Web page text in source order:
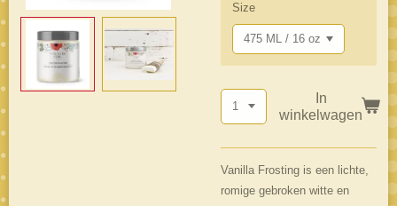
Size
In
winkelwagen
Vanilla Frosting is een lichte,
romige gebroken witte en